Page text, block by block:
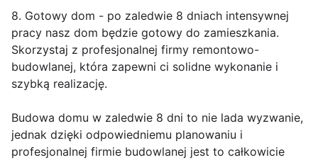
8. Gotowy dom - po zaledwie 8 dniach intensywnej
pracy nasz dom będzie gotowy do zamieszkania.
Skorzystaj z profesjonalnej firmy remontowo-
budowlanej, która zapewni ci solidne wykonanie i
szybką realizację.
Budowa domu w zaledwie 8 dni to nie lada wyzwanie,
jednak dzięki odpowiedniemu planowaniu i
profesjonalnej firmie budowlanej jest to całkowicie